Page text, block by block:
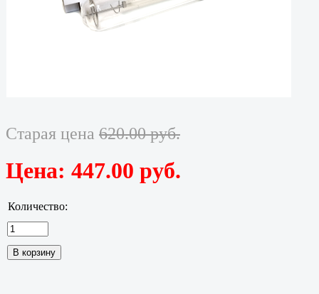
Старая цена 620.00 руб.
Цена: 447.00 руб.
Количество: